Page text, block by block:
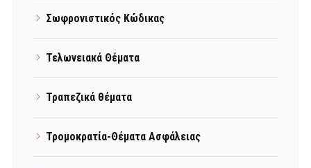
Σωφρονιστικός Κώδικας
Τελωνειακά Θέματα
Τραπεζικά θέματα
Τρομοκρατία-Θέματα Ασφάλειας